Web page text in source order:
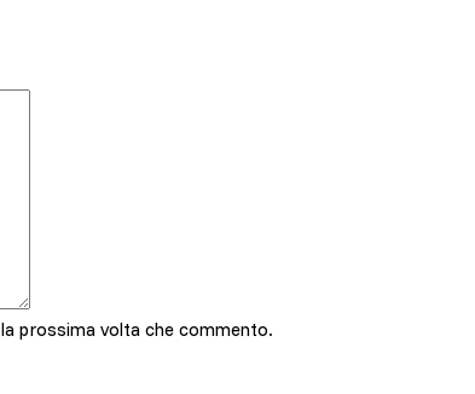
prossima volta che commento.